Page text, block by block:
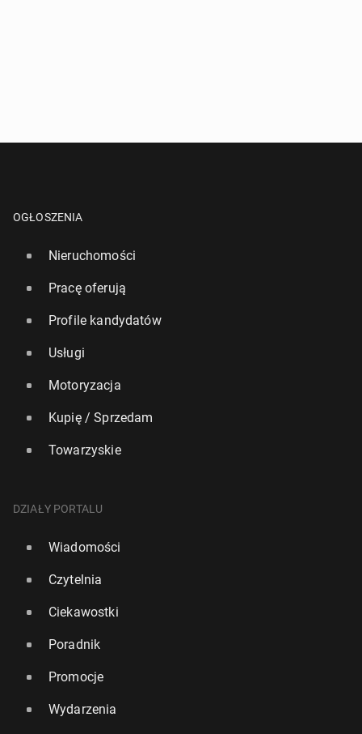
OGŁOSZENIA
Nieruchomości
Pracę oferują
Profile kandydatów
Usługi
Motoryzacja
Kupię / Sprzedam
Towarzyskie
DZIAŁY PORTALU
Wiadomości
Czytelnia
Ciekawostki
Poradnik
Promocje
Wydarzenia